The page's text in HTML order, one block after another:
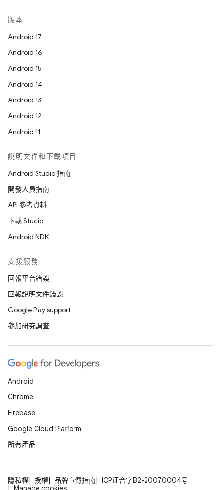
版本
Android 17
Android 16
Android 15
Android 14
Android 13
Android 12
Android 11
說明文件和下載項目
Android Studio 指南
開發人員指南
API 參考資料
下載 Studio
Android NDK
支援服務
回報平台錯誤
回報說明文件錯誤
Google Play support
參加研究調查
Android
Chrome
Firebase
Google Cloud Platform
所有產品
隱私權 授權 品牌宣傳指南
ICP证合字B2-20070004号
Manage cookies